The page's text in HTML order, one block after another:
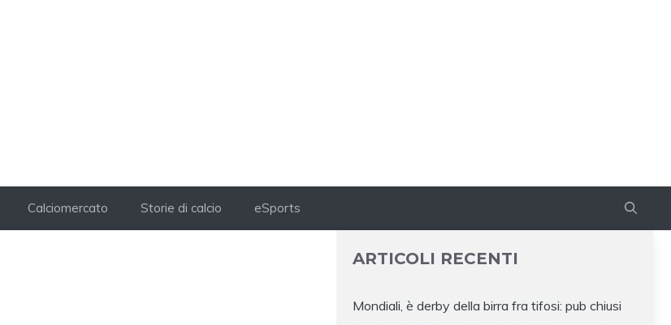
Calciomercato Storie di calcio eSports
ARTICOLI RECENTI
Mondiali, è derby della birra fra tifosi: pub chiusi